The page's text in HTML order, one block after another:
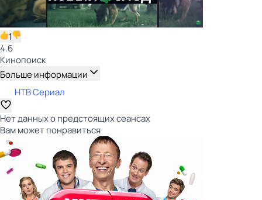
1
4.6
Кинопоиск
Больше информации
НТВ Сериал
Нет данных о предстоящих сеансах
Вам может понравиться